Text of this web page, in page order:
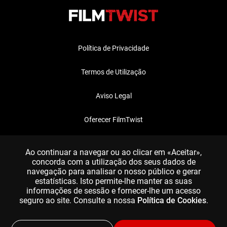
Política de Privacidade
Termos de Utilização
Aviso Legal
Oferecer FilmTwist
Ao continuar a navegar ou ao clicar em «Aceitar»,
concorda com a utilização dos seus dados de
navegação para analisar o nosso público e gerar
estatísticas. Isto permite-lhe manter as suas
informações de sessão e fornecer-lhe um acesso
seguro ao site. Consulte a nossa Política de Cookies.